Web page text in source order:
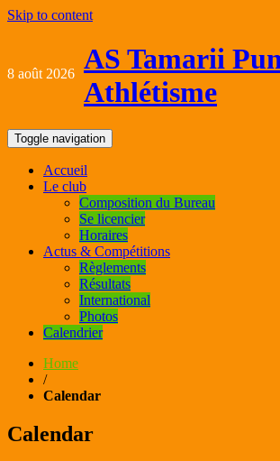
Skip to content
8 août 2026 AS Tamarii
Athlétisme
Toggle navigation
Accueil
Le club
Composition du Bureau
Se licencier
Horaires
Actus & Compétitions
Règlements
Résultats
International
Photos
Calendrier
Home
/
Calendar
Calendar